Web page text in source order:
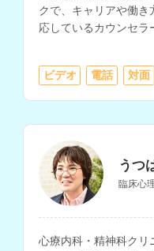
クで、キャリアや働
応しているカウンセラ
としつつ、うつ的な
ビデオ 電話 対面
うつ
臨床心
心療内科・精神科クリ